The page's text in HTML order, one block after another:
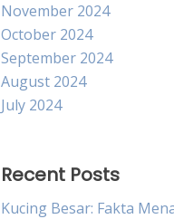
November 2024
October 2024
September 2024
August 2024
July 2024
Recent Posts
Kucing Besar: Fakta